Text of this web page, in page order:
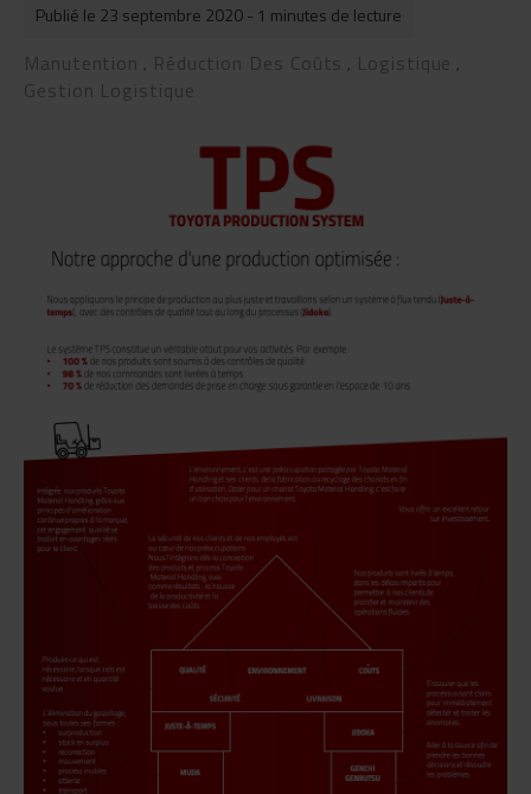
Publié le 23 septembre 2020- 1 minutes de lecture
Manutention , Réduction Des Coûts , Logistique ,
Gestion Logistique